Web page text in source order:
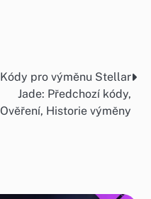
Kódy pro výměnu Stellar
Jade: Předchozí kódy,
Ověření, Historie výměny